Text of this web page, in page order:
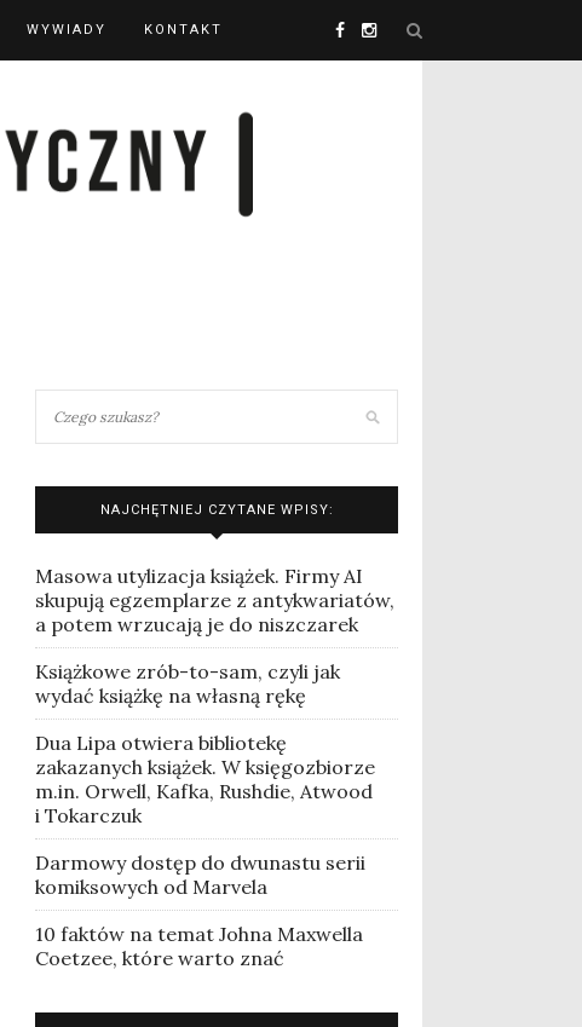
WYWIADY KONTAKT
NAJCHĘTNIEJ CZYTANE WPISY:
Masowa utylizacja książek. Firmy AI
skupują egzemplarze z antykwariatów,
a potem wrzucają je do niszczarek
Książkowe zrób-to-sam, czyli jak
wydać książkę na własną rękę
Dua Lipa otwiera bibliotekę
zakazanych książek. W księgozbiorze
m.in. Orwell, Kafka, Rushdie, Atwood
i Tokarczuk
Darmowy dostęp do dwunastu serii
komiksowych od Marvela
10 faktów na temat Johna Maxwella
Coetzee, które warto znać